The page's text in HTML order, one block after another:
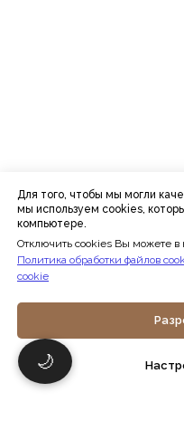
Для того, чтобы мы могли
мы используем cookies,
компьютере.
Отключить cookies Вы можете в
Политика обработки файлов
cookie
🌙